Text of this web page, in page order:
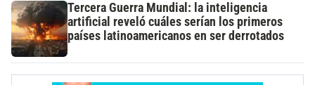
Tercera Guerra Mundial: la inteligencia
artificial reveló cuáles serían los primeros
países latinoamericanos en ser derrotados